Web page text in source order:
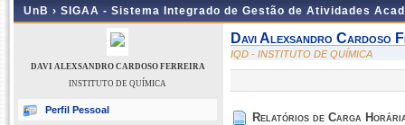
UnB › SIGAA - Sistema Integrado de Gestão de Atividades
DAVI ALEXSANDRO CARDOSO FERREIRA
INSTITUTO DE QUÍMICA
Perfil Pessoal
Davi Alexsandro Cardoso
IQD - INSTITUTO DE QUÍMICA
Relatórios de Carga